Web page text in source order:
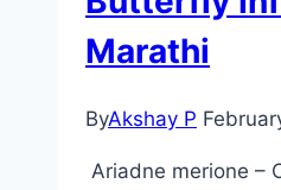
Marathi
ByAkshay P
Ariadne merione –